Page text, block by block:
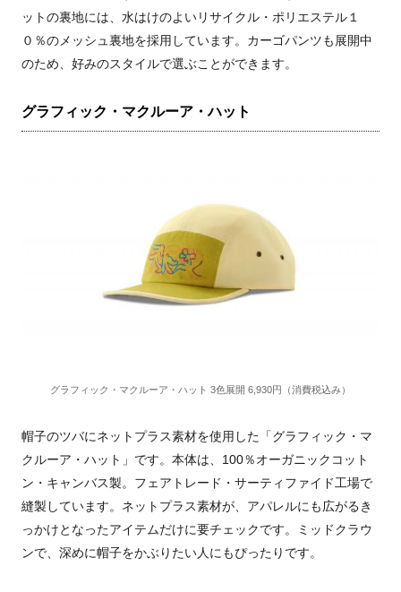
ットの裏地には、水はけのよいリサイクル・ポリエステル１
０％のメッシュ裏地を採用しています。カーゴパンツも展開中
のため、好みのスタイルで選ぶことができます。
グラフィック・マクルーア・ハット
グラフィック・マクルーア・ハット 3色展開 6,930円（消費税込み）
帽子のツバにネットプラス素材を使用した「グラフィック・マ
クルーア・ハット」です。本体は、100％オーガニックコット
ン・キャンバス製。フェアトレード・サーティファイド工場で
縫製しています。ネットプラス素材が、アパレルにも広がるき
っかけとなったアイテムだけに要チェックです。ミッドクラウ
ンで、深めに帽子をかぶりたい人にもぴったりです。